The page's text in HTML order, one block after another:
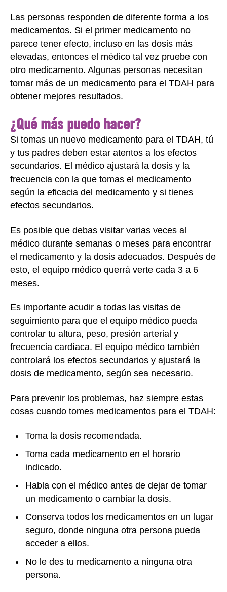
Las personas responden de diferente forma a los
medicamentos. Si el primer medicamento no
parece tener efecto, incluso en las dosis más
elevadas, entonces el médico tal vez pruebe con
otro medicamento. Algunas personas necesitan
tomar más de un medicamento para el TDAH para
obtener mejores resultados.
¿Qué más puedo hacer?
Si tomas un nuevo medicamento para el TDAH, tú
y tus padres deben estar atentos a los efectos
secundarios. El médico ajustará la dosis y la
frecuencia con la que tomas el medicamento
según la eficacia del medicamento y si tienes
efectos secundarios.
Es posible que debas visitar varias veces al
médico durante semanas o meses para encontrar
el medicamento y la dosis adecuados. Después de
esto, el equipo médico querrá verte cada 3 a 6
meses.
Es importante acudir a todas las visitas de
seguimiento para que el equipo médico pueda
controlar tu altura, peso, presión arterial y
frecuencia cardíaca. El equipo médico también
controlará los efectos secundarios y ajustará la
dosis de medicamento, según sea necesario.
Para prevenir los problemas, haz siempre estas
cosas cuando tomes medicamentos para el TDAH:
Toma la dosis recomendada.
Toma cada medicamento en el horario
indicado.
Habla con el médico antes de dejar de tomar
un medicamento o cambiar la dosis.
Conserva todos los medicamentos en un lugar
seguro, donde ninguna otra persona pueda
acceder a ellos.
No le des tu medicamento a ninguna otra
persona.